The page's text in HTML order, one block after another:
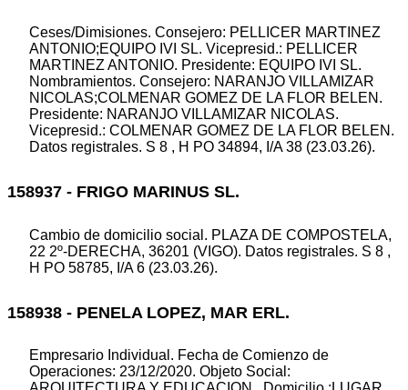
Ceses/Dimisiones. Consejero: PELLICER MARTINEZ
ANTONIO;EQUIPO IVI SL. Vicepresid.: PELLICER
MARTINEZ ANTONIO. Presidente: EQUIPO IVI SL.
Nombramientos. Consejero: NARANJO VILLAMIZAR
NICOLAS;COLMENAR GOMEZ DE LA FLOR BELEN.
Presidente: NARANJO VILLAMIZAR NICOLAS.
Vicepresid.: COLMENAR GOMEZ DE LA FLOR BELEN.
Datos registrales. S 8 , H PO 34894, I/A 38 (23.03.26).
158937 - FRIGO MARINUS SL.
Cambio de domicilio social. PLAZA DE COMPOSTELA,
22 2º-DERECHA, 36201 (VIGO). Datos registrales. S 8 ,
H PO 58785, I/A 6 (23.03.26).
158938 - PENELA LOPEZ, MAR ERL.
Empresario Individual. Fecha de Comienzo de
Operaciones: 23/12/2020. Objeto Social: